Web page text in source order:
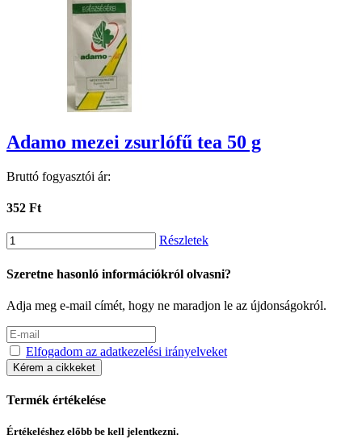
Adamo mezei zsurlófű tea 50 g
Bruttó fogyasztói ár:
352 Ft
Részletek
Szeretne hasonló információkról olvasni?
Adja meg e-mail címét, hogy ne maradjon le az újdonságokról.
Elfogadom az adatkezelési irányelveket
Kérem a cikkeket
Termék értékelése
Értékeléshez előbb be kell jelentkezni.